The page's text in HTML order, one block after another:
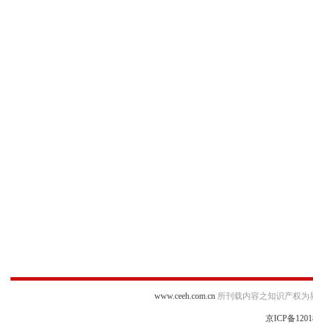
www.ceeh.com.cn所刊载内容之知识产权为
京ICP备